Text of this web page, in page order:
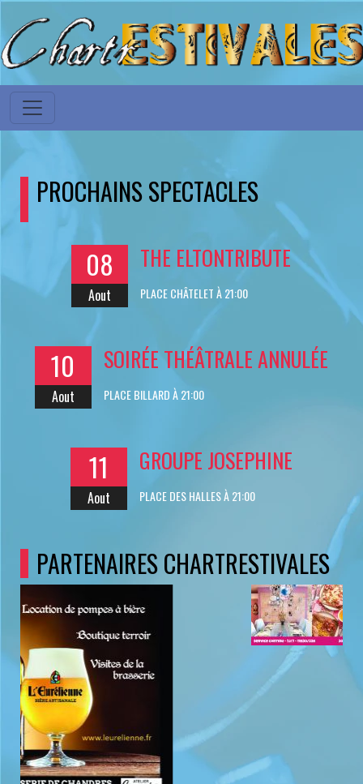
PROCHAINS SPECTACLES
08
Aout
THE ELTONTRIBUTE
PLACE CHÂTELET À 21:00
10
Aout
SOIRÉE THÉÂTRALE ANNULÉE
PLACE BILLARD À 21:00
11
Aout
GROUPE JOSEPHINE
PLACE DES HALLES À 21:00
PARTENAIRES CHARTRESTIVALES
Cliquez pour accéder au site du partenaire
PHOTOS DE L'ALBUM
"COVERPLAY" - 2023